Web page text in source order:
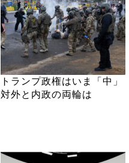
トランプ政権はいま「中」
対外と内政の両輪は